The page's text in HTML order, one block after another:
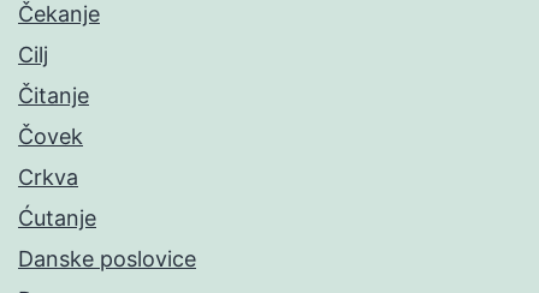
Čekanje
Cilj
Čitanje
Čovek
Crkva
Ćutanje
Danske poslovice